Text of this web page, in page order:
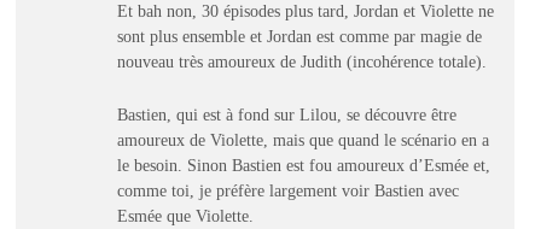
Et bah non, 30 épisodes plus tard, Jordan et Violette ne
sont plus ensemble et Jordan est comme par magie de
nouveau très amoureux de Judith (incohérence totale).
Bastien, qui est à fond sur Lilou, se découvre être
amoureux de Violette, mais que quand le scénario en a
le besoin. Sinon Bastien est fou amoureux d’Esmée et,
comme toi, je préfère largement voir Bastien avec
Esmée que Violette.